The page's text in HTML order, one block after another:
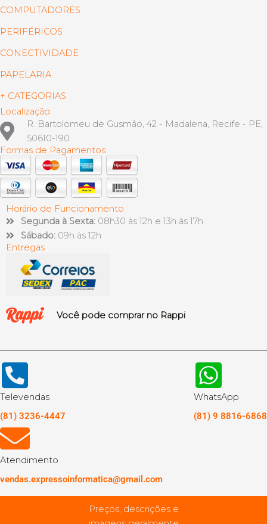
COMPUTADORES
PERIFÉRICOS
CONECTIVIDADE
PAPELARIA
+ CATEGORIAS
Localização
R. Bartolomeu de Gusmão, 42 - Madalena, Recife - PE,
50610-190
Formas de Pagamentos
Horário de Funcionamento
Segunda à Sexta: 08h30 às 12h e 13h às 17h
Sábado: 09h às 12h
Entregas
Você pode comprar no Rappi
Televendas
(81) 3236-4447
WhatsApp
(81) 9 8816-6868
Atendimento
vendas.expressoinformatica@gmail.com
Preços, descrições e